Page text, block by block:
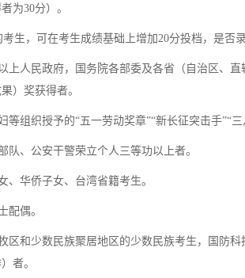
为30分）。
生，可在考生成绩基础上增加20分投档，是否
人民政府，国务院各部委及各省（自治区、
）奖获得者。
组织授予的“五一劳动奖章”“新长征突击手”“
、公安干警荣立个人三等功以上者。
华侨子女、台湾省籍考生。
配偶。
和少数民族聚居地区的少数民族考生，国防
者。